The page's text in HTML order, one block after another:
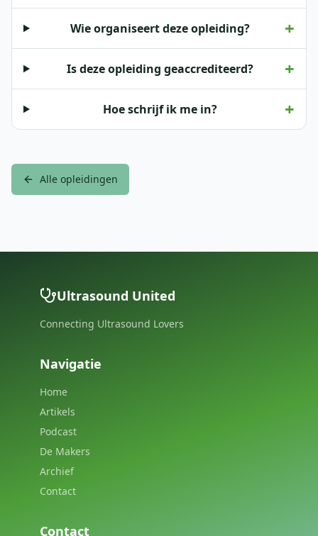
Wie organiseert deze opleiding? +
Is deze opleiding geaccrediteerd? +
Hoe schrijf ik me in? +
Alle opleidingen
Ultrasound United
Connecting Ultrasound Lovers
Navigatie
Home
Artikels
Podcast
De Makers
Archief
Contact
Contact